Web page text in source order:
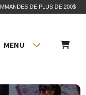
DE PLUS DE 200$
MENU